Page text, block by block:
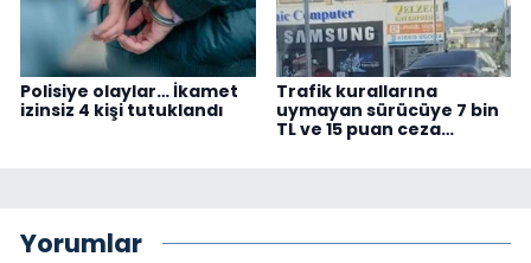
Polisiye olaylar… İkamet
izinsiz 4 kişi tutuklandı
Trafik kurallarına
uymayan sürücüye 7 bin
TL ve 15 puan ceza…
Yorumlar